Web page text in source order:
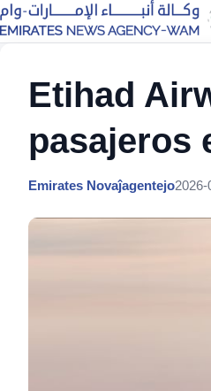
Etihad
pasajeros
Emirates Novaĵagentejo2026-